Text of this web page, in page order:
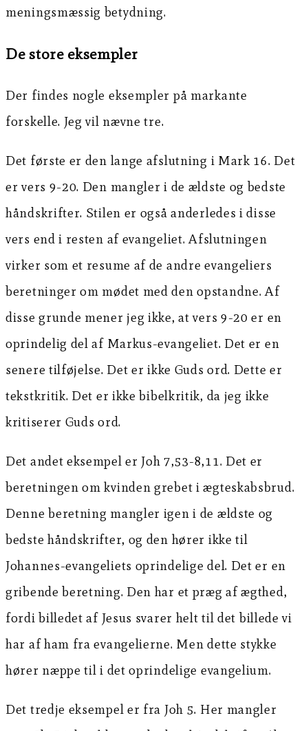
meningsmæssig betydning.
De store eksempler
Der findes nogle eksempler på markante
forskelle. Jeg vil nævne tre.
Det første er den lange afslutning i Mark 16. Det
er vers 9-20. Den mangler i de ældste og bedste
håndskrifter. Stilen er også anderledes i disse
vers end i resten af evangeliet. Afslutningen
virker som et resume af de andre evangeliers
beretninger om mødet med den opstandne. Af
disse grunde mener jeg ikke, at vers 9-20 er en
oprindelig del af Markus-evangeliet. Det er en
senere tilføjelse. Det er ikke Guds ord. Dette er
tekstkritik. Det er ikke bibelkritik, da jeg ikke
kritiserer Guds ord.
Det andet eksempel er Joh 7,53-8,11. Det er
beretningen om kvinden grebet i ægteskabsbrud.
Denne beretning mangler igen i de ældste og
bedste håndskrifter, og den hører ikke til
Johannes-evangeliets oprindelige del. Det er en
gribende beretning. Den har et præg af ægthed,
fordi billedet af Jesus svarer helt til det billede vi
har af ham fra evangelierne. Men dette stykke
hører næppe til i det oprindelige evangelium.
Det tredje eksempel er fra Joh 5. Her mangler